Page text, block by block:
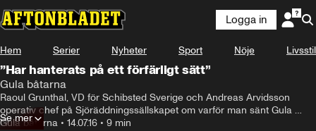
Logga in
Hem Serier Nyheter Sport Nöje Livsstil
”Har hanterats på ett förfärligt sätt”
Gula båtarna
Raoul Grunthal, VD för Schibsted Sverige och Andreas Arvidsson
operativ chef på Sjöräddningssällskapet om varför man sänt Gula
båtarna till Medelhavet.
Gula båtarna • 14.07.16 • 9 min
Se mer